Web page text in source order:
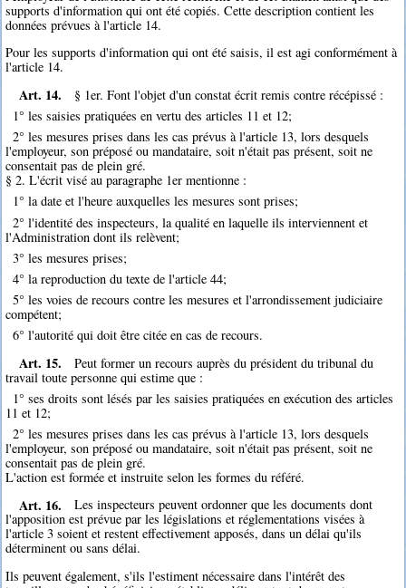
supports d'information qui ont été copiés. Cette description contient les
données prévues à l'article 14.
Pour les supports d'information qui ont été saisis, il est agi conformément à
l'article 14.
Art. 14.
§ 1er. Font l'objet d'un constat écrit remis contre récépissé :
1° les saisies pratiquées en vertu des articles 11 et 12;
2° les mesures prises dans les cas prévus à l'article 13, lors desquels
l'employeur, son préposé ou mandataire, soit n'était pas présent, soit ne
consentait pas de plein gré.
§ 2. L'écrit visé au paragraphe 1er mentionne :
1° la date et l'heure auxquelles les mesures sont prises;
2° l'identité des inspecteurs, la qualité en laquelle ils interviennent et
l'Administration dont ils relèvent;
3° les mesures prises;
4° la reproduction du texte de l'article 44;
5° les voies de recours contre les mesures et l'arrondissement judiciaire
compétent;
6° l'autorité qui doit être citée en cas de recours.
Art. 15.
Peut former un recours auprès du président du tribunal du
travail toute personne qui estime que :
1° ses droits sont lésés par les saisies pratiquées en exécution des articles
11 et 12;
2° les mesures prises dans les cas prévus à l'article 13, lors desquels
l'employeur, son préposé ou mandataire, soit n'était pas présent, soit ne
consentait pas de plein gré.
L'action est formée et instruite selon les formes du référé.
Art. 16.
Les inspecteurs peuvent ordonner que les documents dont
l'apposition est prévue par les législations et réglementations visées à
l'article 3 soient et restent effectivement apposés, dans un délai qu'ils
déterminent ou sans délai.
Ils peuvent également, s'ils l'estiment nécessaire dans l'intérêt des